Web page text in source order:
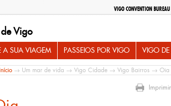
VIGO CONVENTION BUREAU
Vigo
A SUA VIAGEM PASSEIOS POR VIGO VIGO
→ Um mar de vida → Vigo Cidade → Vigo Bairros → Oia
Imprimir